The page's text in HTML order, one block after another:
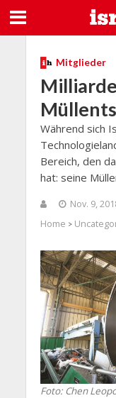
Mitglieder
Während sich
Bereich, den
hat: seine
Nov. 9,
Home >
Foto: Chen